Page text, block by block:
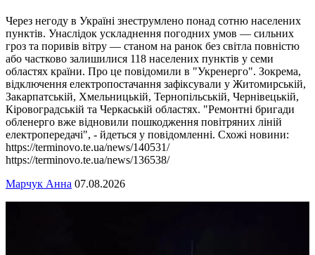
Через негоду в Україні знеструмлено понад сотню населених
пунктів. Унаслідок ускладнення погодних умов — сильних
гроз та поривів вітру — станом на ранок без світла повністю
або частково залишилися 118 населених пунктів у семи
областях країни. Про це повідомили в "Укренерго". Зокрема,
відключення електропостачання зафіксували у Житомирській,
Закарпатській, Хмельницькій, Тернопільській, Чернівецькій,
Кіровоградській та Черкаській областях. "Ремонтні бригади
обленерго вже відновили пошкодження повітряних ліній
електропередачі", - йдеться у повідомленні. Схожі новини:
https://terminovo.te.ua/news/140531/
https://terminovo.te.ua/news/136538/
Марчук Анна 07.08.2026